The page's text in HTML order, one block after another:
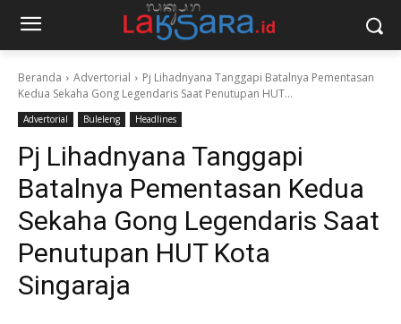
Beranda Advertorial
Pj Lihadnyana Tanggapi Batalnya Pementasan
Kedua Sekaha Gong Legendaris Saat Penutupan HUT...
Advertorial Buleleng Headlines
Pj Lihadnyana Tanggapi
Batalnya Pementasan Kedua
Sekaha Gong Legendaris Saat
Penutupan HUT Kota
Singaraja